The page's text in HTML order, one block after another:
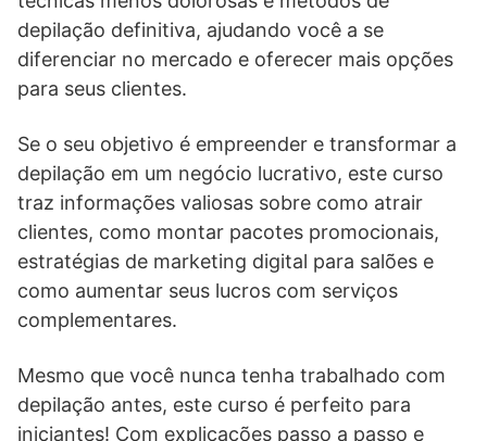
depilação definitiva, ajudando você a se
diferenciar no mercado e oferecer mais opções
para seus clientes.
Se o seu objetivo é empreender e transformar a
depilação em um negócio lucrativo, este curso
traz informações valiosas sobre como atrair
clientes, como montar pacotes promocionais,
estratégias de marketing digital para salões e
como aumentar seus lucros com serviços
complementares.
Mesmo que você nunca tenha trabalhado com
depilação antes, este curso é perfeito para
iniciantes! Com explicações passo a passo e